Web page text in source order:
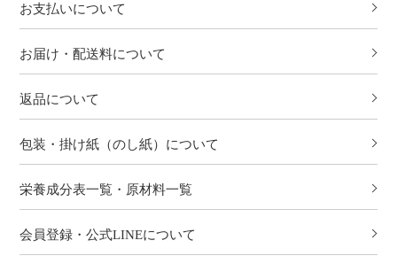
お支払いについて
お届け・配送料について
返品について
包装・掛け紙（のし紙）について
栄養成分表一覧・原材料一覧
会員登録・公式LINEについて